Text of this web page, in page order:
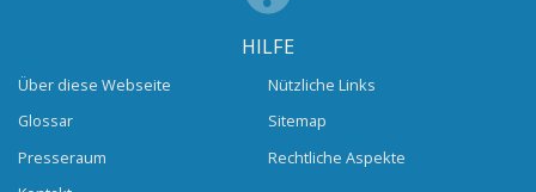
HILFE
Über diese Webseite
Glossar
Presseraum
Nützliche Links
Sitemap
Rechtliche Aspekte